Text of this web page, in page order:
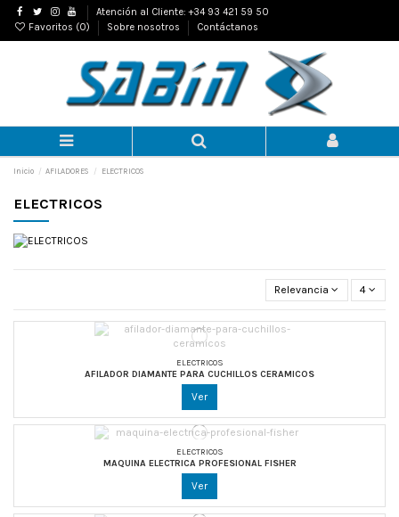
Atención al Cliente: +34 93 421 59 50
Favoritos (0) Sobre nosotros Contáctanos
Inicio AFILADORES ELECTRICOS
ELECTRICOS
Relevancia 4
ELECTRICOS
AFILADOR DIAMANTE PARA CUCHILLOS CERAMICOS
Ver
ELECTRICOS
MAQUINA ELECTRICA PROFESIONAL FISHER
Ver